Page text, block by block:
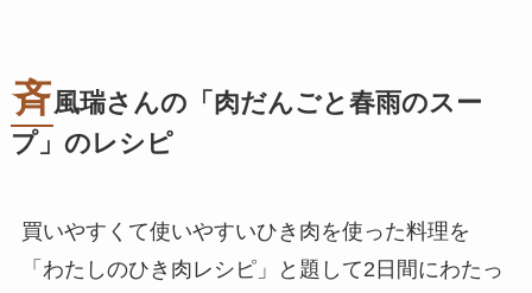
斉風瑞さんの「肉だんごと春雨のスー
プ」のレシピ
買いやすくて使いやすいひき肉を使った料理を
「わたしのひき肉レシピ」と題して2日間にわたっ